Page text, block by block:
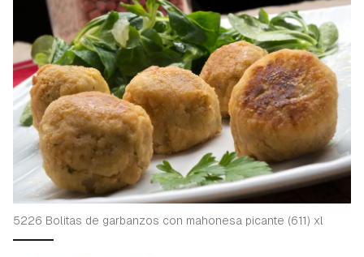
5226 Bolitas de garbanzos con mahonesa picante (611) xl